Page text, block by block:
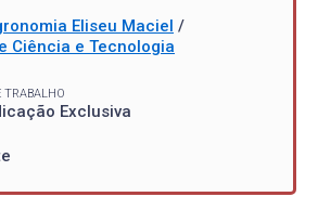
Eliseu Maciel /
Ciência e Tecnologia
TRABALHO
Exclusiva